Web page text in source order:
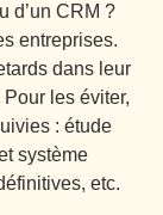
d’un CRM ?
entreprises.
dans leur
les éviter,
: étude
système
etc.